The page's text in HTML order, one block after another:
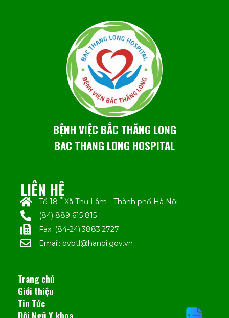
BỆNH VIỆC BẮC THĂNG LONG
BAC THANG LONG HOSPITAL
LIÊN HỆ
Tổ 18 - Xã Thư Lâm - Thành phố Hà Nội
(84) 889 615 815
Fax: (84-24).3883.2727
Email: bvbtl@hanoi.gov.vn
Trang chủ
Giới thiệu
Tin Tức